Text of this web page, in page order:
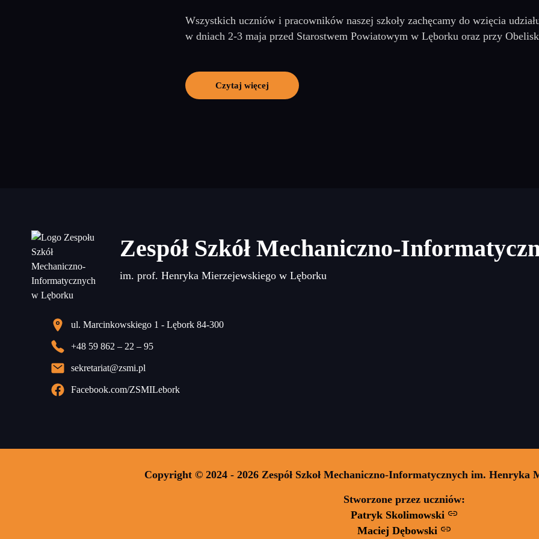
Wszystkich uczniów i pracowników naszej szkoły zachęcamy do wzięcia
w dniach 2-3 maja przed Starostwem Powiatowym w Lęborku oraz przy
Czytaj więcej
Zespół Szkół Mechaniczno-
im. prof. Henryka Mierzejewskiego w Lęborku
ul. Marcinkowskiego 1 - Lębork 84-300
+48 59 862 – 22 – 95
sekretariat@zsmi.pl
Facebook.com/ZSMILebork
Copyright © 2024 - 2026 Zespół Szkoł Mechaniczno-Informatycznych im. Henryka
Stworzone przez uczniów:
Patryk Skolimowski
Maciej Dębowski